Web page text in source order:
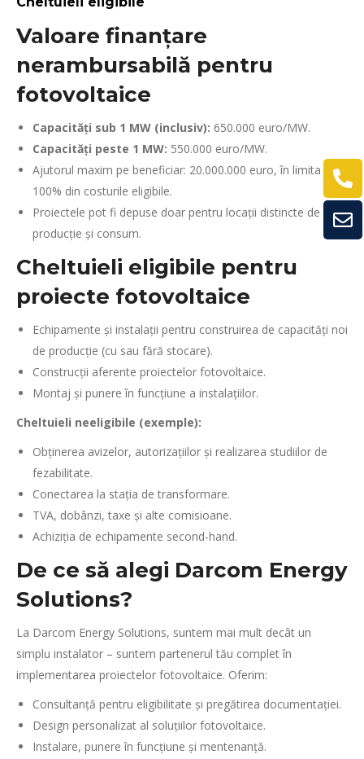
Valoare finanțare
nerambursabilă pentru
fotovoltaice
Capacități sub 1 MW (inclusiv): 650.000 euro/MW.
Capacități peste 1 MW: 550.000 euro/MW.
Ajutorul maxim pe beneficiar: 20.000.000 euro, în limita a
100% din costurile eligibile.
Proiectele pot fi depuse doar pentru locații distincte de
producție și consum.
Cheltuieli eligibile pentru
proiecte fotovoltaice
Echipamente și instalații pentru construirea de capacități noi
de producție (cu sau fără stocare).
Construcții aferente proiectelor fotovoltaice.
Montaj și punere în funcțiune a instalațiilor.
Cheltuieli neeligibile (exemple):
Obținerea avizelor, autorizațiilor și realizarea studiilor de
fezabilitate.
Conectarea la stația de transformare.
TVA, dobânzi, taxe și alte comisioane.
Achiziția de echipamente second-hand.
De ce să alegi Darcom Energy
Solutions?
La Darcom Energy Solutions, suntem mai mult decât un
simplu instalator – suntem partenerul tău complet în
implementarea proiectelor fotovoltaice. Oferim:
Consultanță pentru eligibilitate și pregătirea documentației.
Design personalizat al soluțiilor fotovoltaice.
Instalare, punere în funcțiune și mentenanță.